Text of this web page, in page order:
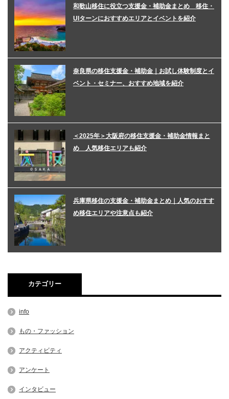
和歌山移住に役立つ支援金・補助金まとめ 移住・
UIターンにおすすめエリアとイベントを紹介
奈良県の移住支援金・補助金｜お試し体験制度とイ
ベント・セミナー、おすすめ地域を紹介
＜2025年＞大阪府の移住支援金・補助金情報まと
め 人気移住エリアも紹介
兵庫県移住の支援金・補助金まとめ｜人気のおすす
め移住エリアや注意点も紹介
カテゴリー
info
もの・ファッション
アクティビティ
アンケート
インタビュー